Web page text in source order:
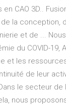
CAO 3D..
la conception,
et de ...
du COVID-
et les
de leur
le secteur
nous